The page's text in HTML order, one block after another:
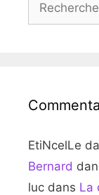
EtiNcelLe
Bernard
luc dans La